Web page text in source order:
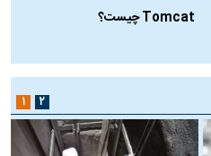
Tomcat چیست؟
۱ ۲